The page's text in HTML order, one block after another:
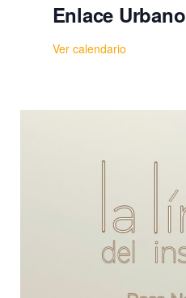
Enlace Urbano
Ver calendario